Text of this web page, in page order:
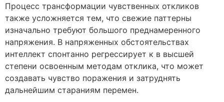
Процесс трансформации чувственных откликов
также усложняется тем, что свежие паттерны
изначально требуют большого преднамеренного
напряжения. В напряженных обстоятельствах
интеллект спонтанно регрессирует к в высшей
степени освоенным методам отклика, что может
создавать чувство поражения и затруднять
дальнейшим стараниям перемен.